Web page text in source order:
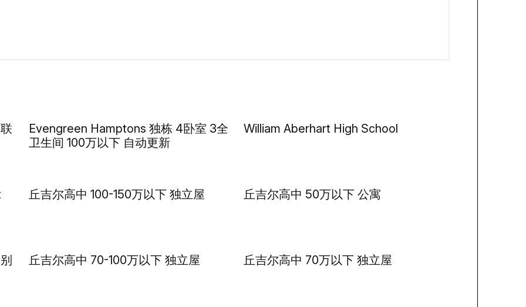
Evengreen Hamptons 独栋 4卧室 3全
卫生间 100万以下 自动更新
William Aberhart High School
丘吉尔高中 100-150万以下 独立屋 丘吉尔高中 50万以下 公寓
丘吉尔高中 70-100万以下 独立屋 丘吉尔高中 70万以下 独立屋